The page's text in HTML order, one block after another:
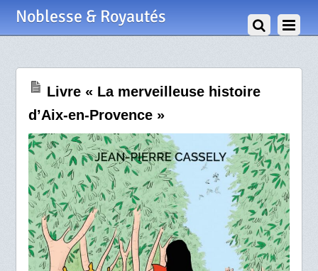
Noblesse & Royautés
Livre « La merveilleuse histoire
d’Aix-en-Provence »